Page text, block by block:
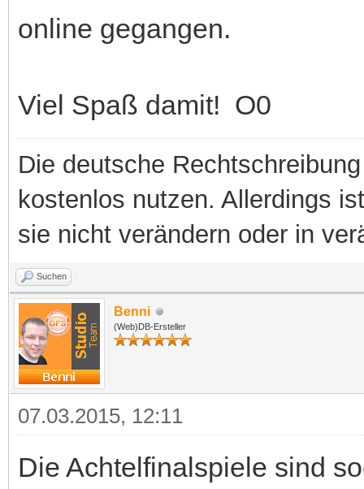
online gegangen.
Viel Spaß damit! O0
Die deutsche
kostenlos nutzen. Allerdings
sie nicht verändern oder in
Suchen
Benni
(Web)DB-Ersteller
07.03.2015, 12:11
Die Achtelfinalspiele sind